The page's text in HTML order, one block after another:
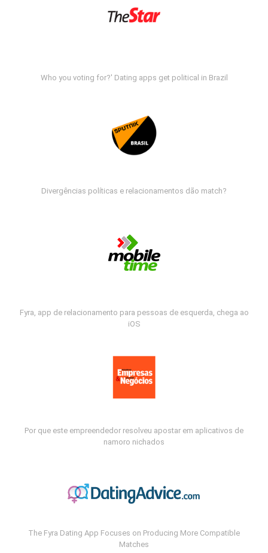
Who you voting for?' Dating apps get political in Brazil
Divergências políticas e relacionamentos dão match?
Fyra, app de relacionamento para pessoas de esquerda, chega ao
iOS
Por que este empreendedor resolveu apostar em aplicativos de
namoro nichados
The Fyra Dating App Focuses on Producing More Compatible
Matches